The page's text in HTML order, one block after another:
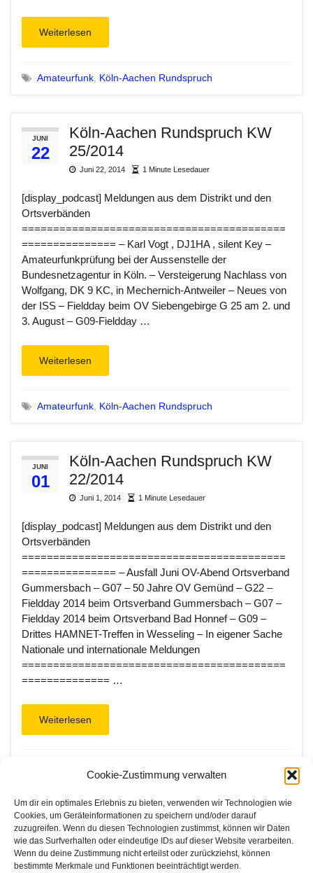
Cookie-Zustimmung verwalten
Um dir ein optimales Erlebnis zu bieten, verwenden wir Technologien wie
Cookies, um Geräteinformationen zu speichern und/oder darauf
zuzugreifen. Wenn du diesen Technologien zustimmst, können wir Daten
wie das Surfverhalten oder eindeutige IDs auf dieser Website verarbeiten.
Wenn du deine Zustimmung nicht erteilst oder zurückziehst, können
bestimmte Merkmale und Funktionen beeinträchtigt werden.
Weiterlesen
Amateurfunk Köln-Aachen Rundspruch
JUNI
22
Köln-Aachen Rundspruch KW
25/2014
Juni 22, 2014 1 Minute Lesedauer
[display_podcast] Meldungen aus dem Distrikt und den
Ortsverbänden
==========================================
=============== – Karl Vogt , DJ1HA , silent Key –
Amateurfunkprüfung bei der Aussenstelle der
Bundesnetzagentur in Köln. – Versteigerung Nachlass von
Wolfgang, DK 9 KC, in Mechernich-Antweiler – Neues von
der ISS – Fieldday beim OV Siebengebirge G 25 am 2. und
3. August – G09-Fieldday …
Weiterlesen
Amateurfunk Köln-Aachen Rundspruch
JUNI
01
Köln-Aachen Rundspruch KW
22/2014
Juni 1, 2014 1 Minute Lesedauer
[display_podcast] Meldungen aus dem Distrikt und den
Ortsverbänden
==========================================
=============== – Ausfall Juni OV-Abend Ortsverband
Gummersbach – G07 – 50 Jahre OV Gemünd – G22 –
Fieldday 2014 beim Ortsverband Gummersbach – G07 –
Fieldday 2014 beim Ortsverband Bad Honnef – G09 –
Drittes HAMNET-Treffen in Wesseling – In eigener Sache
Nationale und internationale Meldungen
==========================================
============== …
Weiterlesen
1 … 115 116 117 118 119 …
129